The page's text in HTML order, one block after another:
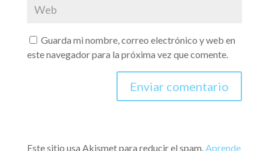
Guarda mi nombre, correo electrónico y web en
este navegador para la próxima vez que comente.
Este sitio usa Akismet para reducir el spam.Aprende